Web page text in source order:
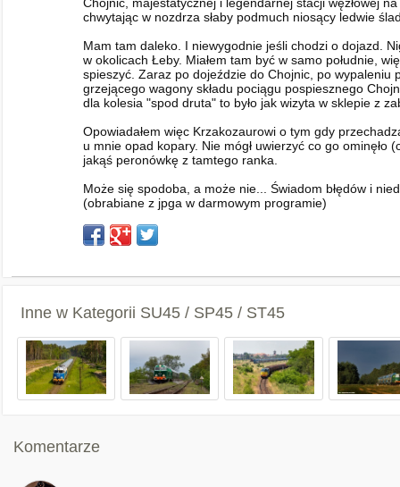
chwytając w nozdrza słaby podmuch niosący ledwie
Mam tam daleko. I niewygodnie jeśli chodzi o dojazd.
w okolicach Łeby. Miałem tam być w samo południe,
spieszyć. Zaraz po dojeździe do Chojnic, po wypaleniu
grzejącego wagony składu pociągu pospiesznego
dla kolesia "spod druta" to było jak wizyta w sklepie z
Opowiadałem więc Krzakozaurowi o tym gdy
u mnie opad kopary. Nie mógł uwierzyć co go ominęło
jakąś peronówkę z tamtego ranka.
Może się spodoba, a może nie... Świadom błędów i
(obrabiane z jpga w darmowym programie)
Inne w Kategorii SU45 / SP45 / ST45
Komentarze